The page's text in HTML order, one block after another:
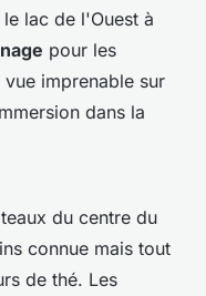
lac de l'Ouest à
pour les
imprenable sur
dans la
du centre du
connue mais tout
de thé. Les